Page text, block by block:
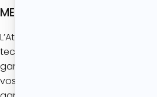
MESURES DE SÉCURITÉ ET DE
L’Atelier de Roxane garantit
techniques et organisationnelles
garantir un niveau de sécurité
vos données personnelles,